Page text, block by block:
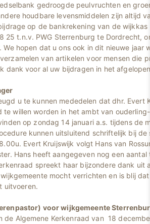
gedroogde peulvruchten en
houdbare levensmiddelen zijn altijd
op de bankrekening van de wijkkas
25 t.n.v. PWG Sterrenburg te Dordrecht,
We hopen dat u ons ook in dit nieuwe jaar
van artikelen voor mensen die
dank voor al uw bijdragen in het
u te kunnen mededelen dat dhr. Evert
willen worden in het ambt van
op zondag 14 januari a.s. tijdens de
kunnen uitsluitend schriftelijk bij
Evert Kruijswijk volgt Hans van
Hans heeft aangegeven nog een
spreekt haar bijzondere dank uit
mocht verrichten en is blij
uitvoeren.
voor wijkgemeente
de Algemene Kerkenraad van 18